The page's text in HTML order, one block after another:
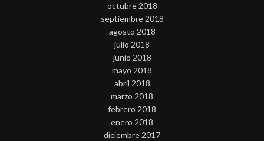
octubre 2018
septiembre 2018
agosto 2018
julio 2018
junio 2018
mayo 2018
abril 2018
marzo 2018
febrero 2018
enero 2018
diciembre 2017